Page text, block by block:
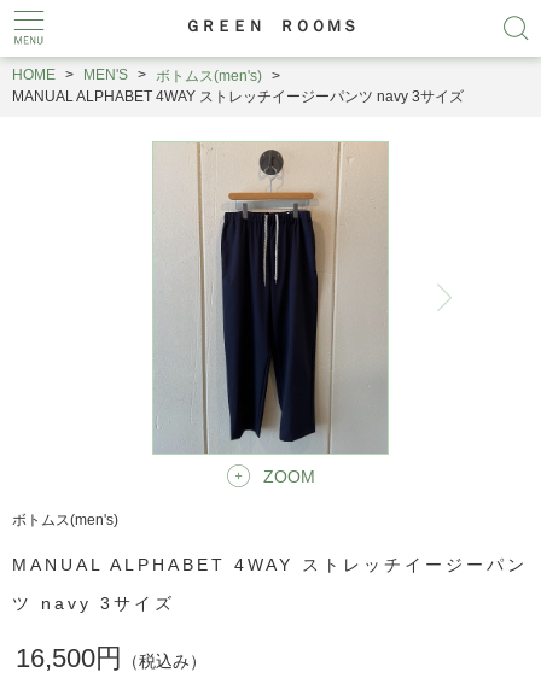
ＧＲＥＥＮ ＲＯＯＭＳ
HOME MEN'S
ボトムス(men's)
MANUAL ALPHABET 4WAY ストレッチイージーパンツ navy 3サイズ
ZOOM
ボトムス(men's)
MANUAL ALPHABET 4WAY ストレッチイージーパン
ツ navy 3サイズ
16,500円
（税込み）